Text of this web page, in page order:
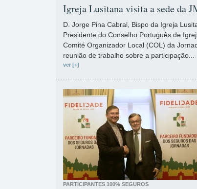
Igreja Lusitana visita a sede da
D. Jorge Pina Cabral, Bispo da Igreja
Presidente do Conselho Português de
Comité Organizador Local (COL) da
reunião de trabalho sobre a participação...
ver [+]
PARTICIPANTES 100% SEGUROS